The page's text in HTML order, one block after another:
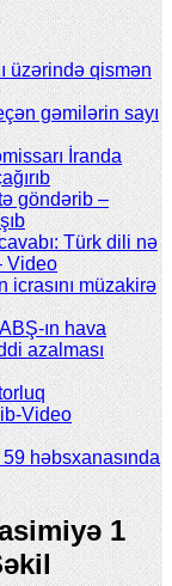
üzərində qismən
gəmilərin sayı
İranda
göndərib –
Türk dili nə
Video
müzakirə
ın hava
azalması
Video
həbsxanasında
1